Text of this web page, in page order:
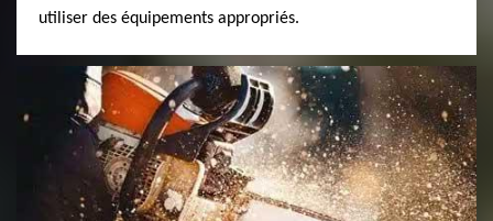
utiliser des équipements appropriés.